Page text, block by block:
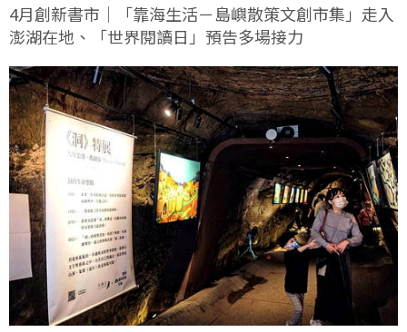
4月創新書市｜「靠海生活－島嶼散策文創市集」走入
澎湖在地、「世界閱讀日」預告多場接力